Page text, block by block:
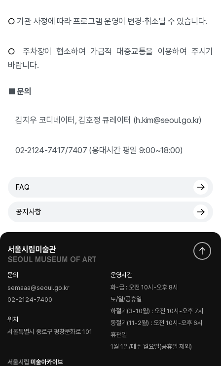
○ 기관 사정에 따라 프로그램 운영이 변경·취소될 수 있습니다.
○
주차장이 협소하여 가급적 대중교통을 이용하여 주시기
바랍니다.
■ 문의
김지우 코디네이터, 김호정 큐레이터 (h.kim@seoul.go.kr)
02-2124-7417/7407 (응대시간 평일 9:00~18:00)
FAQ
공지사항
문의
semaaa@seoul.go.kr
02-2124-7400
위치
서울특별시 종로구 평창문화로 101
운영시간
화-금 : 오전 10시-오후 8시
토/일/공휴일
하절기(3-10월) : 오전 10시-오후 7시
동절기(11-2월) : 오전 10시-오후 6시
휴관일
1월 1일/매주 월요일(공휴일 제외)
로